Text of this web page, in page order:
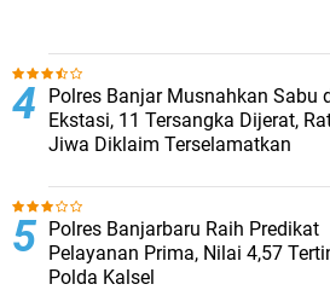
Polres Banjar Musnahkan Sabu
Ekstasi, 11 Tersangka Dijerat,
Jiwa Diklaim Terselamatkan
Polres Banjarbaru Raih Predikat
Pelayanan Prima, Nilai 4,57
Polda Kalsel